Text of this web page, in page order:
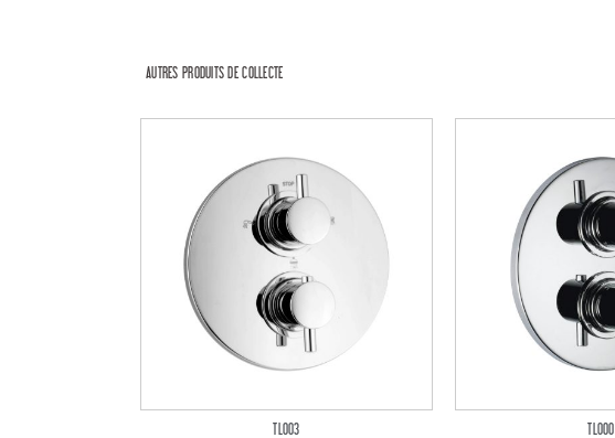
AUTRES PRODUITS DE COLLECTE
TL003 TL000